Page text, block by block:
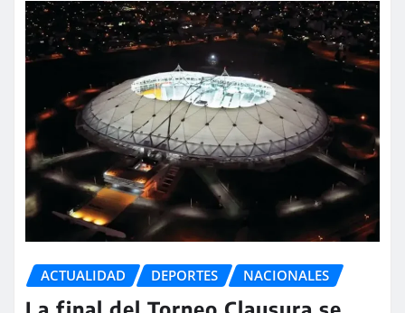
ACTUALIDAD DEPORTES NACIONALES